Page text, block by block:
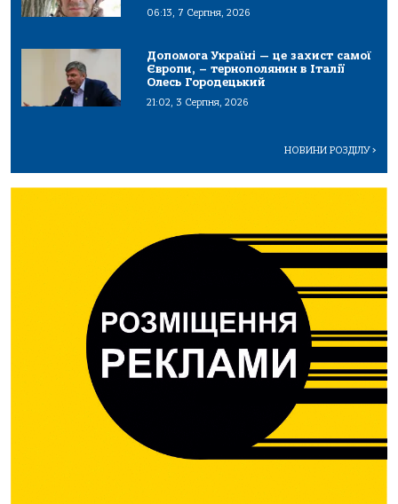
06:13, 7 Серпня, 2026
Допомога Україні — це захист самої
Європи, – тернополянин в Італії
Олесь Городецький
21:02, 3 Серпня, 2026
НОВИНИ РОЗДІЛУ>